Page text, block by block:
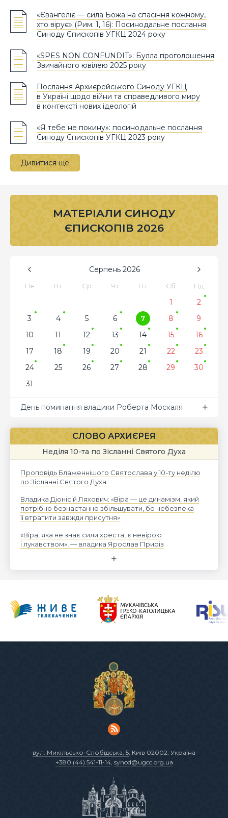
«Євангеліє — сила Божа на спасіння кожному,
хто вірує» (Рим. 1, 16): Посинодальне послання
Синоду Єпископів УГКЦ 2024 року
«SPES NON CONFUNDIT»: Булла проголошення
Звичайного ювілею 2025 року
Послання Архиєрейського Синоду УГКЦ
в Україні щодо війни та справедливого миру
в контексті нових ідеологій
«Я тебе не покину»: посинодальне послання
Синоду Єпископів УГКЦ 2023 року
Дивитися ще
МАТЕРІАЛИ СИНОДУ
ЄПИСКОПІВ 2026
Серпень 2026
Пн Вт Ср Чт Пт Сб Нд
1
2
3
4 5 6 7 8
9
10
11 12 13 14 15
16
17
18 19 20 21 22
23
24
25 26 27 28 29
30
31
День поминання владики Роберта Москаля
СЛОВО АРХИЄРЕЯ
Неділя 10-та по Зісланні Святого Духа
Проповідь Блаженнішого Святослава у 10-ту неділю
по Зісланні Святого Духа
Владика Діонісій Ляхович: «Віра — це динамізм, який
потрібно безнастанно збільшувати, бо небезпека
її втратити завжди присутня»
«Віра, яка не знає сили хреста, є невірою
і лукавством», — владика Ярослав Приріз
вул. Микільсько-Слобідська, 5, Київ 02002, Україна
+380 (44) 541-11-14, synod@ugcc.org.ua